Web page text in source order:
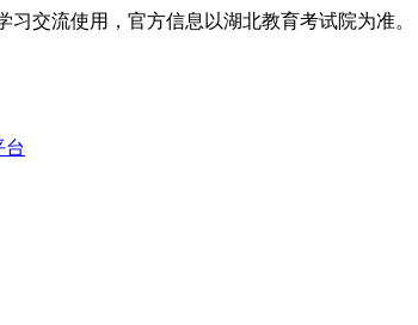
交流使用，官方信息以湖北教育考试院为准。
台